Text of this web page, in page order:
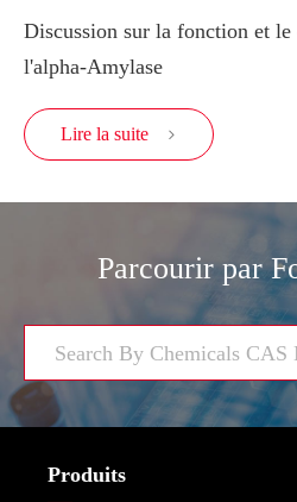
Discussion sur la fonction et
l'alpha-Amylase
Lire la suite 
Parcourir par
Produits